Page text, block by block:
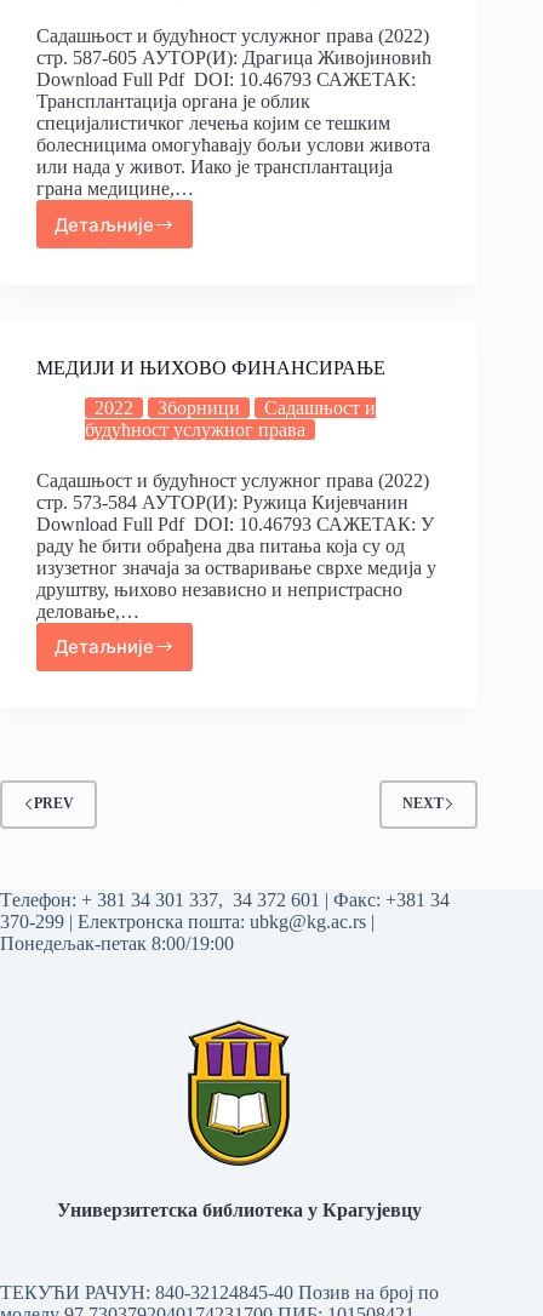
Садашњост и будућност услужног права (2022)
стр. 587-605 АУТОР(И): Драгица Живојиновић
Download Full Pdf DOI: 10.46793 САЖЕТАК:
Трансплантација органа је облик
специјалистичког лечења којим се тешким
болесницима омогућавају бољи услови живота
или нада у живот. Иако је трансплантација
грана медицине,…
Детаљније
МЕДИЈИ И ЊИХОВО ФИНАНСИРАЊЕ
2022
Зборници
Садашњост и
будућност услужног права
Садашњост и будућност услужног права (2022)
стр. 573-584 АУТОР(И): Ружица Кијевчанин
Download Full Pdf DOI: 10.46793 САЖЕТАК: У
раду ће бити обрађена два питања која су од
изузетног значаја за остваривање сврхе медија у
друштву, њихово независно и непристрасно
деловање,…
Детаљније
PREV NEXT
Tелефон: + 381 34 301 337, 34 372 601 | Факс: +381 34
370-299 | Електронска пошта: ubkg@kg.ac.rs |
Понедељак-петак 8:00/19:00
Универзитетска библиотека у Крагујевцу
ТЕКУЋИ РАЧУН: 840-32124845-40 Позив на број по